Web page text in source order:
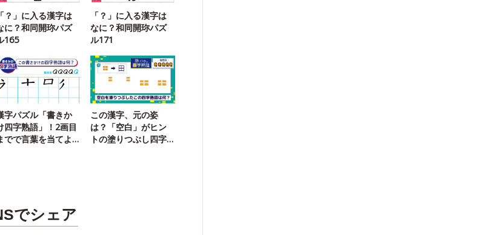
「？」に入る漢字は
に？和同開珎パズ
165
「？」に入る漢字は
なに？和同開珎パズ
ル171
字パズル「書きか
四字熟語」！2画目
でで言葉を当てよ
この漢字、元の姿
は？「空白」がヒン
トの塗りつぶし四字
でシェア